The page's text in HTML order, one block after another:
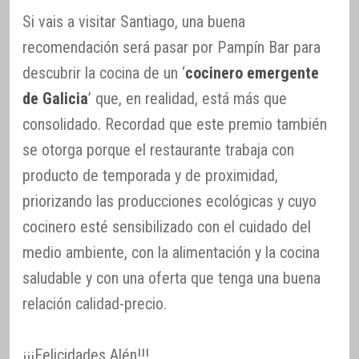
Si vais a visitar Santiago, una buena
recomendación será pasar por Pampín Bar para
descubrir la cocina de un ‘cocinero emergente
de Galicia’ que, en realidad, está más que
consolidado. Recordad que este premio también
se otorga porque el restaurante trabaja con
producto de temporada y de proximidad,
priorizando las producciones ecológicas y cuyo
cocinero esté sensibilizado con el cuidado del
medio ambiente, con la alimentación y la cocina
saludable y con una oferta que tenga una buena
relación calidad-precio.
¡¡¡Felicidades Alén!!!